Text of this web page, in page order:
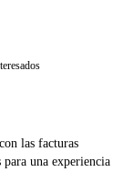
las facturas
una experiencia